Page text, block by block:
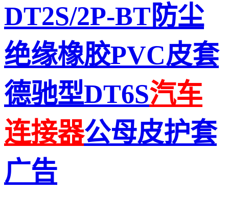
DT2S/2P-BT防尘
绝缘橡胶PVC皮套
德驰型DT6S汽车
连接器公母皮护套
广告